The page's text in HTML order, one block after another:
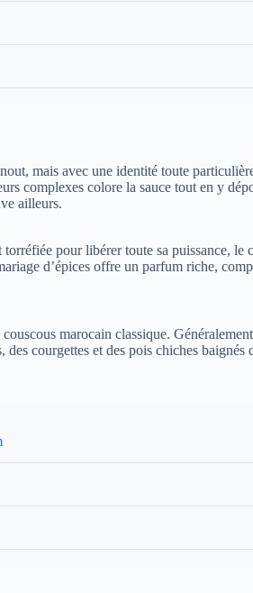
mais avec une identité toute
complexes colore la sauce tout en y
ailleurs.
pour libérer toute sa puissance,
d’épices offre un parfum riche,
marocain classique.
courgettes et des pois chiches